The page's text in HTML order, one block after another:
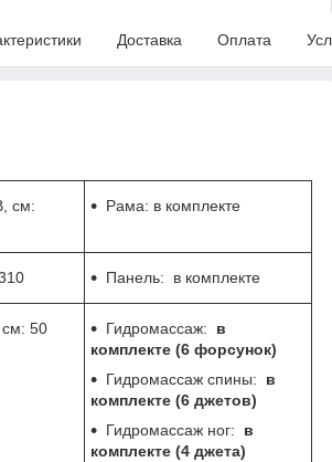
Доставка Оплата
см:
Рама: в комплекте
Панель: в комплекте
см: 50 Гидромассаж: в
комплекте (6 форсунок)
Гидромассаж спины: в
комплекте (6 джетов)
Гидромассаж ног: в
комплекте (4 джета)